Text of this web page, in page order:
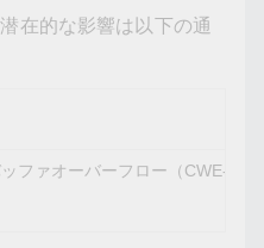
在的な影響は以下の通
ファオーバーフロー（CWE-